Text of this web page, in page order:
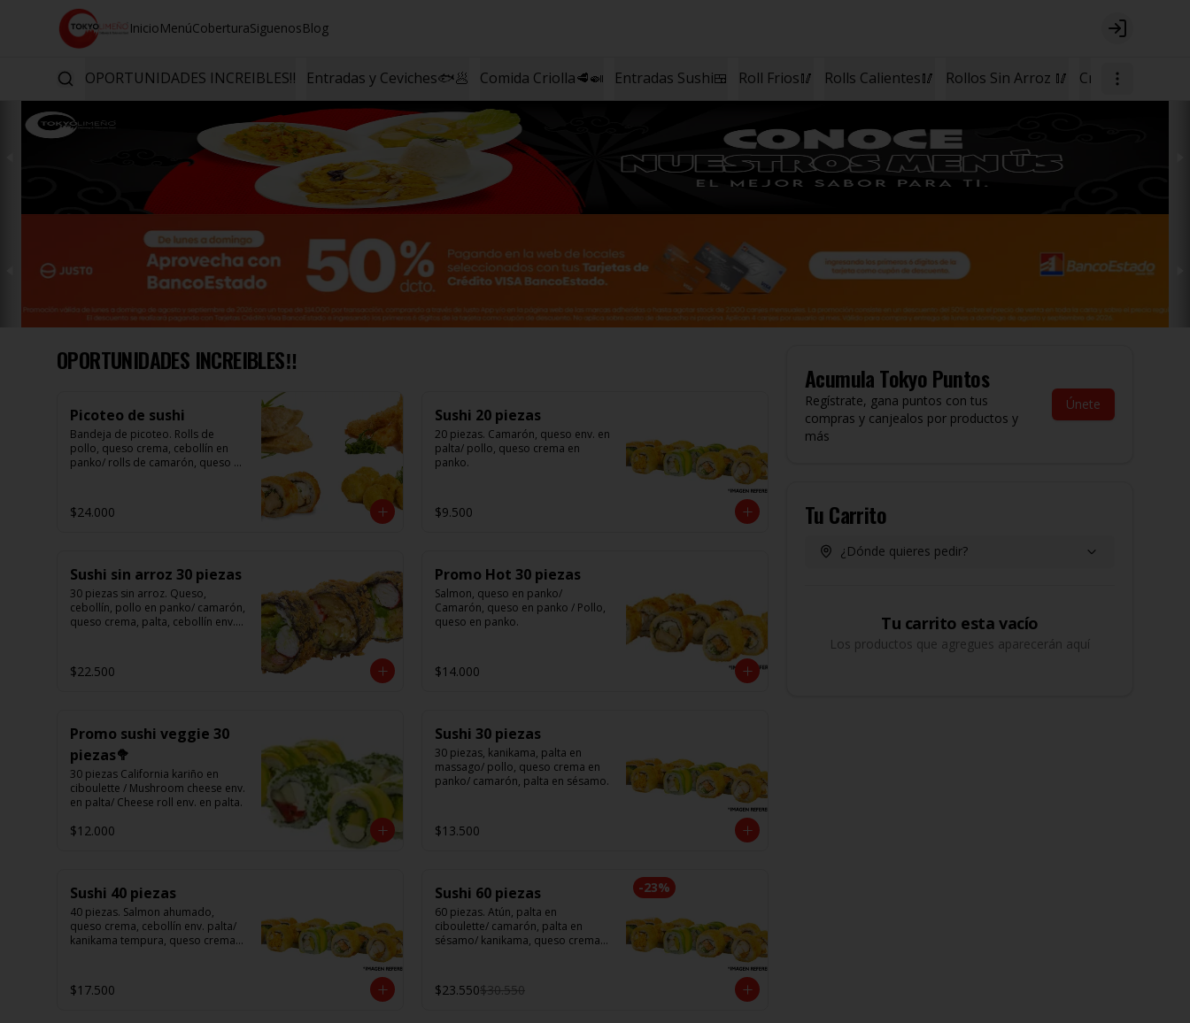
InicioMenúCoberturaSiguenosBlog Login
OPORTUNIDADES INCREIBLES‼️ Entradas y Ceviches🐟🥟 Comida Criolla🥩🍛 Entradas Sushi🍱 Roll Frios🥢 Rolls Calientes🥢 Rollos Sin Arroz 🥢 Cremas🥣
OPORTUNIDADES INCREIBLES‼️
Picoteo de sushi
Bandeja de picoteo. Rolls de
pollo, queso crema, cebollín en
panko/ rolls de camarón, queso
rellenas de camarón, queso
crema)/ gyosas mixtas.
$24.000
Sushi 20 piezas
20 piezas. Camarón, queso env. en
palta/ pollo, queso crema en
panko.
$9.500
Sushi sin arroz 30 piezas
30 piezas sin arroz. Queso,
cebollín, pollo en panko/ camarón,
queso crema, palta, cebollín env.
en panko.
$22.500
Promo Hot 30 piezas
Salmon, queso en panko/
Camarón, queso en panko / Pollo,
queso en panko.
$14.000
Promo sushi veggie 30
piezas🥦
30 piezas California kariño en
ciboulette / Mushroom cheese env.
en palta/ Cheese roll env. en palta.
$12.000
Sushi 30 piezas
30 piezas, kanikama, palta en
massago/ pollo, queso crema en
panko/ camarón, palta en sésamo.
$13.500
Sushi 40 piezas
40 piezas. Salmon ahumado,
queso crema, cebollín env. palta/
kanikama tempura, queso crema
queso crema, en panko.
$17.500
-23%
Sushi 60 piezas
60 piezas. Atún, palta en
ciboulette/ camarón, palta en
sésamo/ kanikama, queso crema,
queso crema, cebollín en panko/
camarón, queso crema, en panko.
$23.550$30.550
AcumulaTokyo Puntos
Regístrate, gana puntos con tus
compras y canjealos por productos y
más
Únete
Tu Carrito
¿Dónde quieres pedir?
Tu carrito esta vacío
Los productos que agregues aparecerán aquí